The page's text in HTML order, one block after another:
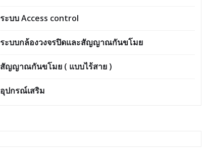
ระบบ Access control
ระบบกล้องวงจรปิดและสัญญาณกันขโมย
สัญญาณกันขโมย ( แบบไร้สาย )
อุปกรณ์เสริม